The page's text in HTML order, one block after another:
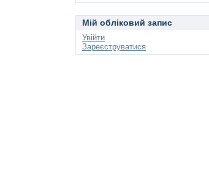
Мій обліковий запис
Увійти
Зареєструватися